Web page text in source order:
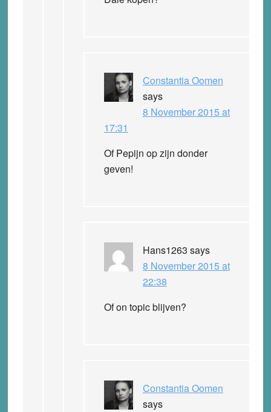
Constantia Oomen
says
8 November 2015 at
17:31
Of Pepijn op zijn donder
geven!
Hans1263 says
8 November 2015 at
22:38
Of on topic blijven?
Constantia Oomen
says